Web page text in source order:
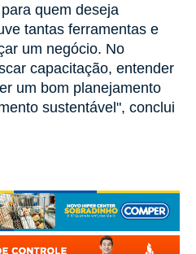
quem deseja
tantas ferramentas e
um negócio. No
capacitação, entender
um bom planejamento
sustentável", conclui